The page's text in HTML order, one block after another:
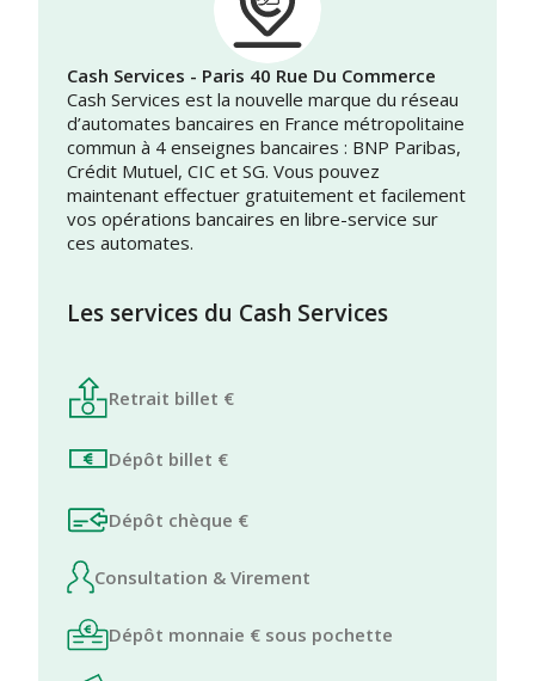
Cash Services - Paris 40 Rue Du Commerce
Cash Services est la nouvelle marque du réseau
d’automates bancaires en France métropolitaine
commun à 4 enseignes bancaires : BNP Paribas,
Crédit Mutuel, CIC et SG. Vous pouvez
maintenant effectuer gratuitement et facilement
vos opérations bancaires en libre-service sur
ces automates.
Les services du Cash Services
Retrait billet €
Dépôt billet €
Dépôt chèque €
Consultation & Virement
Dépôt monnaie € sous pochette